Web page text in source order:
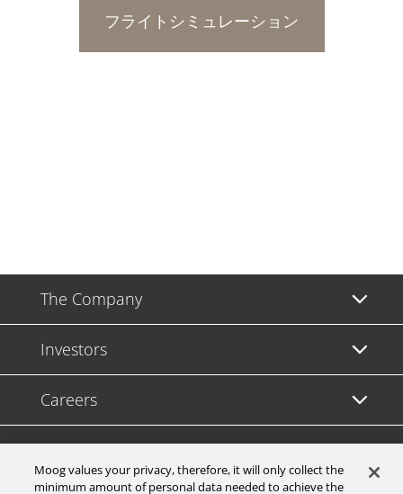
フライトシミュレーション
The Company
Investors
Careers
Support
Moog values your privacy, therefore, it will only collect the
minimum amount of personal data needed to achieve the